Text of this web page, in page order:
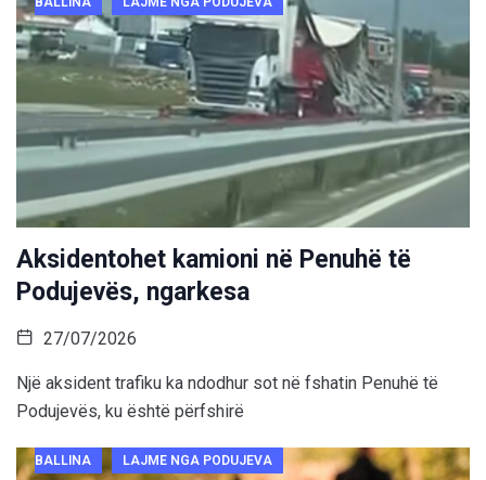
Aksidentohet kamioni në Penuhë të
Podujevës, ngarkesa
27/07/2026
Një aksident trafiku ka ndodhur sot në fshatin Penuhë të
Podujevës, ku është përfshirë
BALLINA LAJME NGA PODUJEVA